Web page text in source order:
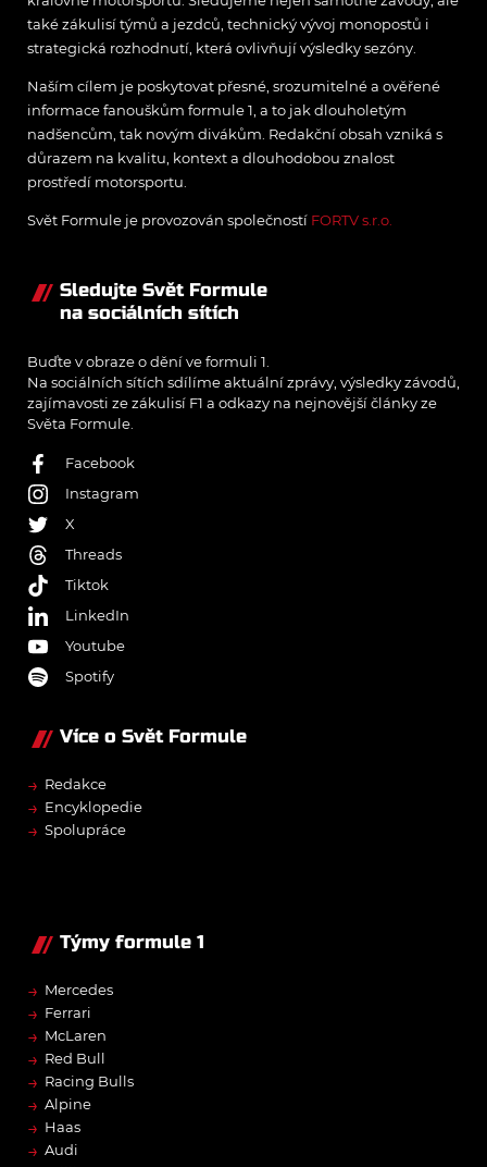
také zákulisí týmů a jezdců, technický vývoj monopostů i
strategická rozhodnutí, která ovlivňují výsledky sezóny.
Naším cílem je poskytovat přesné, srozumitelné a ověřené
informace fanouškům formule 1, a to jak dlouholetým
nadšencům, tak novým divákům. Redakční obsah vzniká s
důrazem na kvalitu, kontext a dlouhodobou znalost
prostředí motorsportu.
Svět Formule je provozován společností FORTV s.r.o.
Sledujte Svět Formule
na sociálních sítích
Buďte v obraze o dění ve formuli 1.
Na sociálních sítích sdílíme aktuální zprávy, výsledky závodů,
zajímavosti ze zákulisí F1 a odkazy na nejnovější články ze
Světa Formule.
Facebook
Instagram
X
Threads
Tiktok
LinkedIn
Youtube
Spotify
Více o Svět Formule
→ Redakce
→ Encyklopedie
→ Spolupráce
Týmy formule 1
→ Mercedes
→ Ferrari
→ McLaren
→ Red Bull
→ Racing Bulls
→ Alpine
→ Haas
→ Audi